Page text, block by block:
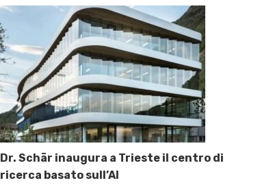
Dr. Schär inaugura a Trieste il centro di
ricerca basato sull’AI